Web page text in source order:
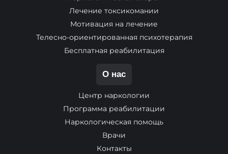
Лечение токсикомании
Мотивация на лечение
Телесно-ориентированная психотерапия
Бесплатная реабилитация
О нас
Центр наркологии
Программа реабилитации
Наркологическая помощь
Врачи
Контакты